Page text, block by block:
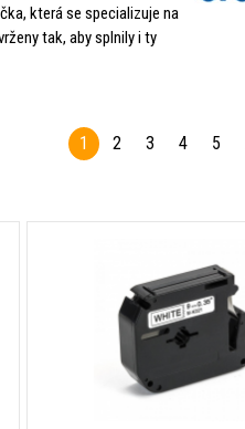
která se specializuje na
tak, aby splnily i ty
1
2 3 4 5